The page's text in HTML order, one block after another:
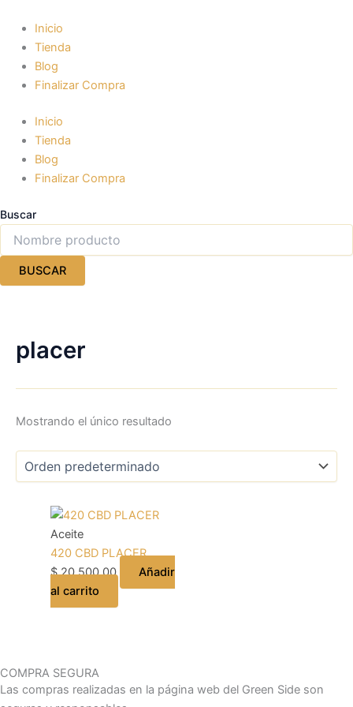
contenido
Inicio
Tienda
Blog
Finalizar Compra
Inicio
Tienda
Blog
Finalizar Compra
Buscar
BUSCAR
placer
Mostrando el único resultado
Aceite
420 CBD PLACER
$20.500,00
Añadir
al carrito
COMPRA SEGURA
Las compras realizadas en la página web del Green Side son